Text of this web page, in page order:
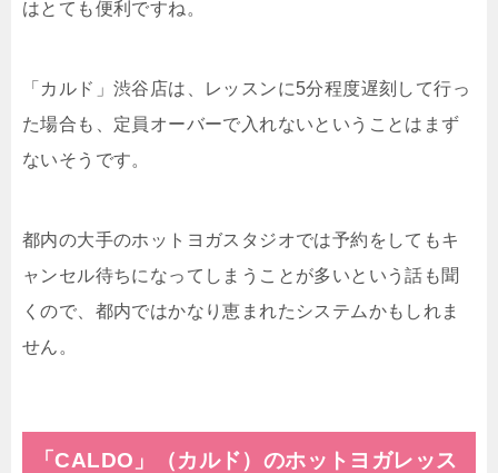
はとても便利ですね。
「カルド」渋谷店は、レッスンに5分程度遅刻して行っ
た場合も、定員オーバーで入れないということはまず
ないそうです。
都内の大手のホットヨガスタジオでは予約をしてもキ
ャンセル待ちになってしまうことが多いという話も聞
くので、都内ではかなり恵まれたシステムかもしれま
せん。
「CALDO」（カルド）のホットヨガレッス